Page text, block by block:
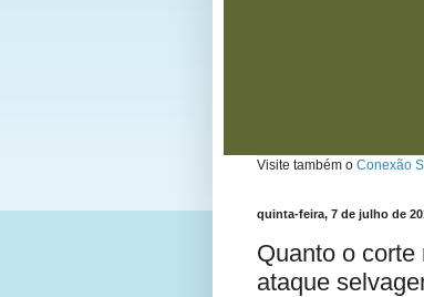
Visite também o Conexão
quinta-feira, 7 de julho de
Quanto o
ataque